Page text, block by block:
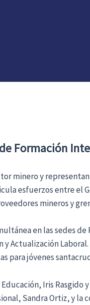
Formación
minero y
esfuerzos entre el
mineros y
en las sedes
Actualización
jóvenes
Iris
Sandra Ortiz, y la